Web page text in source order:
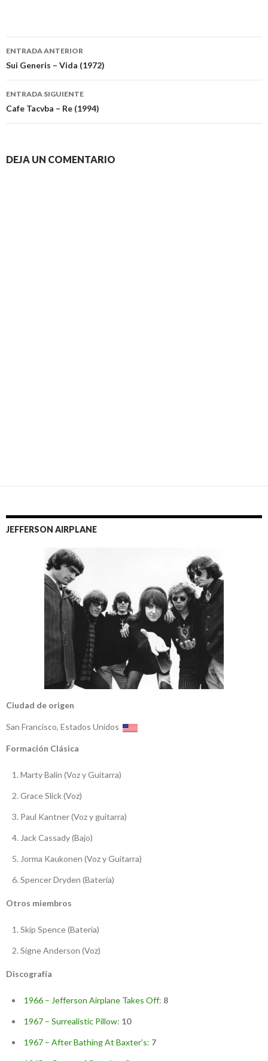
Navegación
de
entradas
ENTRADA ANTERIOR
Sui Generis – Vida (1972)
ENTRADA SIGUIENTE
Cafe Tacvba – Re (1994)
DEJA UN COMENTARIO
JEFFERSON AIRPLANE
Ciudad de origen
San Francisco, Estados Unidos
Formación Clásica
Marty Balin (Voz y Guitarra)
Grace Slick (Voz)
Paul Kantner (Voz y guitarra)
Jack Cassady (Bajo)
Jorma Kaukonen (Voz y Guitarra)
Spencer Dryden (Bateria)
Otros miembros
Skip Spence (Bateria)
Signe Anderson (Voz)
Discografía
1966 – Jefferson Airplane Takes Off: 8
1967 – Surrealistic Pillow: 10
1967 – After Bathing At Baxter’s: 7